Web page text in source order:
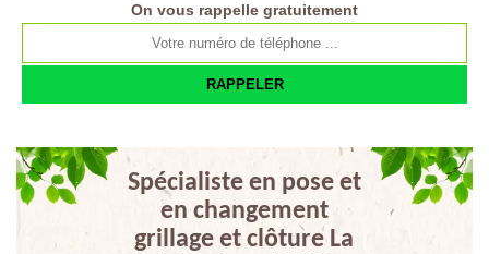
On vous rappelle gratuitement
Spécialiste en pose et
en changement
grillage et clôture La